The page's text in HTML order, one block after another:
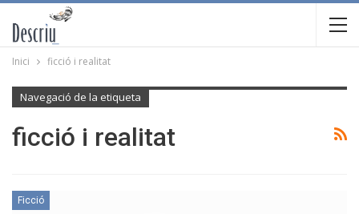
Inici ficció i realitat
Navegació de la etiqueta
ficció i realitat
Ficció